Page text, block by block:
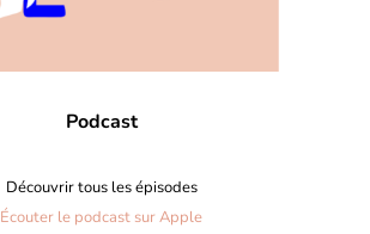
Podcast
Découvrir tous les épisodes
Écouter le podcast sur Apple